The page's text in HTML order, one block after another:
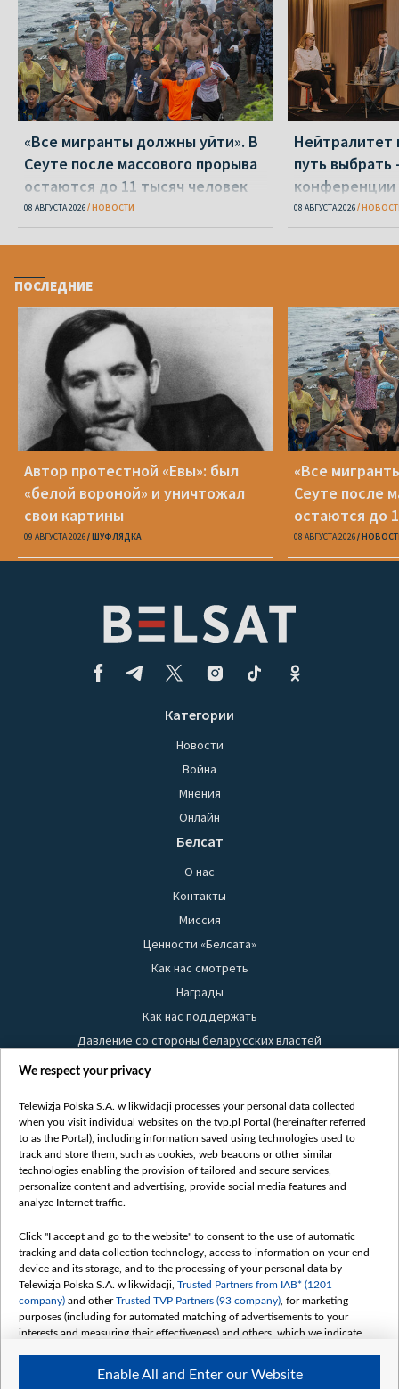
«Все мигранты должны уйти». В
Сеуте после массового прорыва
остаются до 11 тысяч человек
08 АВГУСТА 2026 НОВОСТИ
Нейтралитет
путь выбрать
конференции
08 АВГУСТА 2026
ПОСЛЕДНИЕ
Автор протестной «Евы»: был
«белой вороной» и уничтожал
свои картины
09 АВГУСТА 2026 ШУФЛЯДКА
«Все
Сеуте после
остаются до
08 АВГУСТА 2026
Категории
Новости
Война
Мнения
Онлайн
Белсат
О нас
Контакты
Миссия
Ценности «Белсата»
Как нас смотреть
Награды
Как нас поддержать
Давление со стороны беларусских властей
Правила использования материалов
Безопасность
Youtube
Белсат news
Белсат Life
Belsat English
Biełsat PL
Белсат Now
Белсат Shorts
Белсат History
Белсат Music
Белсат Doc
We respect your privacy
Telewizja Polska S.A. w likwidacji processes your personal data collected
when you visit individual websites on the tvp.pl Portal (hereinafter referred
to as the Portal), including information saved using technologies used to
track and store them, such as cookies, web beacons or other similar
technologies enabling the provision of tailored and secure services,
personalize content and advertising, provide social media features and
analyze Internet traffic.
Click "I accept and go to the website" to consent to the use of automatic
tracking and data collection technology, access to information on your end
device and its storage, and to the processing of your personal data by
Telewizja Polska S.A. w likwidacji, Trusted Partners from IAB* (1201
company) and otherTrusted TVP Partners (93 company) , for marketing
purposes (including for automated matching of advertisements to your
interests and measuring their effectiveness) and others, which we indicate
The purposes of processing your data by TVP S.A. w likwidacji are as
Enable All and Enter our Website